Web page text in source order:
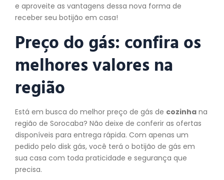
e aproveite as vantagens dessa nova forma de
receber seu botijão em casa!
Preço do gás: confira os
melhores valores na
região
Está em busca do melhor preço de gás de cozinha na
região de Sorocaba? Não deixe de conferir as ofertas
disponíveis para entrega rápida. Com apenas um
pedido pelo disk gás, você terá o botijão de gás em
sua casa com toda praticidade e segurança que
precisa.